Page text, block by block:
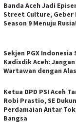
Banda Aceh Jadi
Street Culture, Geber
Season 9 Menuju Rusia!
Sekjen PGX Indonesia
Kadisdik Aceh:
Wartawan dengan
Ketua DPD PSI Aceh
Robi Prastio, SE
Perdamaian Antar
Bangsa